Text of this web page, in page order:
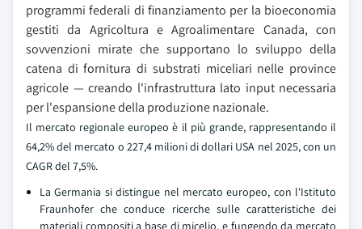
programmi federali di finanziamento per la bioeconomia
gestiti da Agricoltura e Agroalimentare Canada, con
sovvenzioni mirate che supportano lo sviluppo della
catena di fornitura di substrati miceliari nelle province
agricole — creando l'infrastruttura lato input necessaria
per l'espansione della produzione nazionale.
Il mercato regionale europeo è il più grande, rappresentando il
64,2% del mercato o 227,4 milioni di dollari USA nel 2025, con un
CAGR del 7,5%.
La Germania si distingue nel mercato europeo, con l'Istituto
Fraunhofer che conduce ricerche sulle caratteristiche dei
materiali compositi a base di micelio, e fungendo da mercato